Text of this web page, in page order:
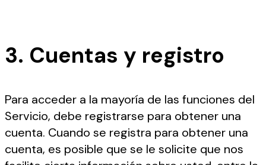
3. Cuentas y registro
Para acceder a la mayoría de las funciones del
Servicio, debe registrarse para obtener una
cuenta. Cuando se registra para obtener una
cuenta, es posible que se le solicite que nos